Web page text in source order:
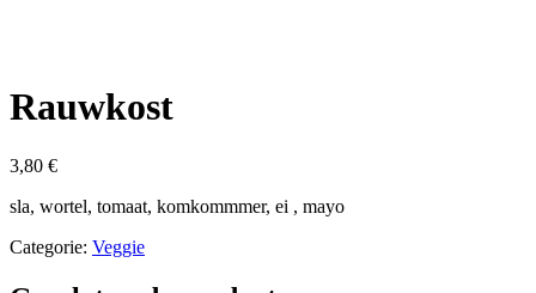
Rauwkost
3,80 €
sla, wortel, tomaat, komkommmer, ei , mayo
Categorie: Veggie